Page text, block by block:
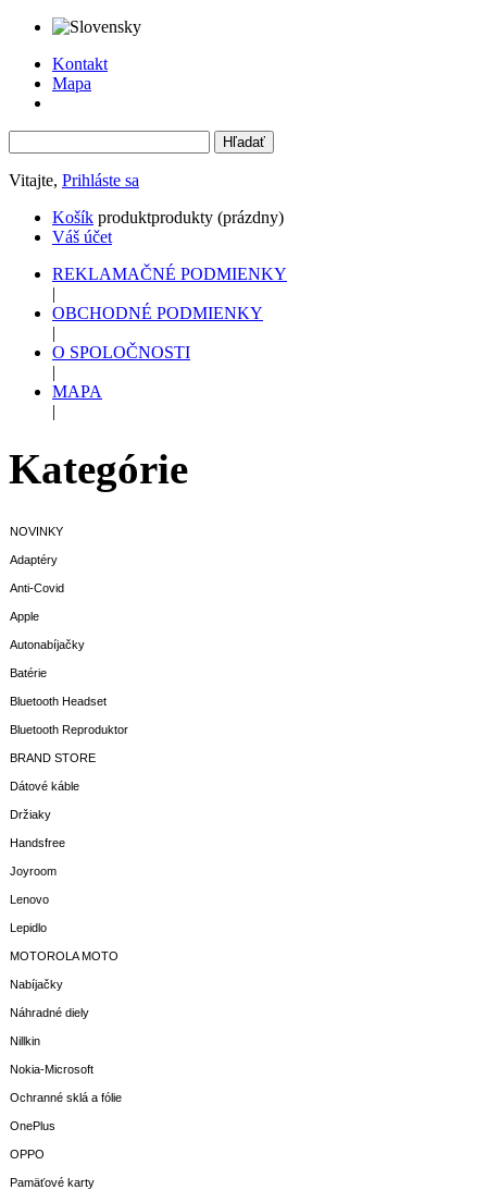
Kontakt
Mapa
Vitajte, Prihláste sa
Košík produktprodukty (prázdny)
Váš účet
REKLAMAČNÉ PODMIENKY
|
OBCHODNÉ PODMIENKY
|
O SPOLOČNOSTI
|
MAPA
|
Kategórie
NOVINKY
Adaptéry
Anti-Covid
Apple
Autonabíjačky
Batérie
Bluetooth Headset
Bluetooth Reproduktor
BRAND STORE
Dátové káble
Držiaky
Handsfree
Joyroom
Lenovo
Lepidlo
MOTOROLA MOTO
Nabíjačky
Náhradné diely
Nillkin
Nokia-Microsoft
Ochranné sklá a fólie
OnePlus
OPPO
Pamäťové karty